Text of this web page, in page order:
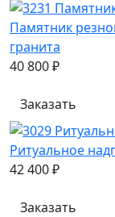
Памятник
гранита
40 800 ₽
Заказать
Ритуальное
42 400 ₽
Заказать